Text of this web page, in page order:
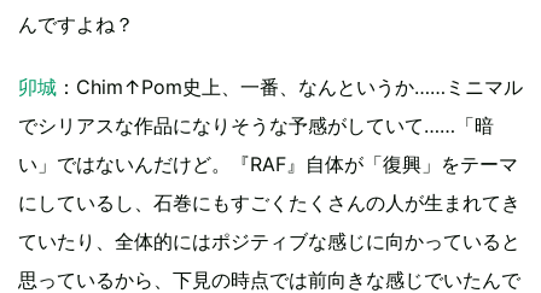
んですよね？
卯城 ：Chim↑Pom史上、一番、なんというか……ミニマル
でシリアスな作品になりそうな予感がしていて……「暗
い」ではないんだけど。『RAF』自体が「復興」をテーマ
にしているし、石巻にもすごくたくさんの人が生まれてき
ていたり、全体的にはポジティブな感じに向かっていると
思っているから、下見の時点では前向きな感じでいたんで